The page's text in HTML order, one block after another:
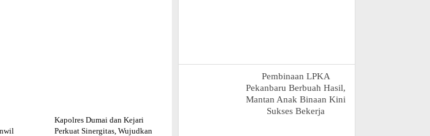
Kapolres Dumai dan Kejari
Perkuat Sinergitas, Wujudkan
Pembinaan LPKA
Pekanbaru Berbuah Hasil,
Mantan Anak Binaan Kini
Sukses Bekerja